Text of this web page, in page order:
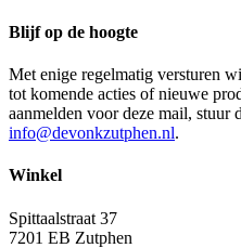
Blijf op de hoogte
Met enige regelmatig versturen
tot komende acties of nieuwe
aanmelden voor deze mail, stuur
info@devonkzutphen.nl.
Winkel
Spittaalstraat 37
7201 EB Zutphen